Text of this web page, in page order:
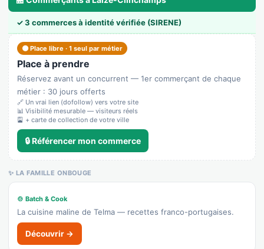
✓ 3 commerces à identité vérifiée (SIRENE)
🟠 Place libre · 1 seul par métier
Place à prendre
Réservez avant un concurrent — 1er commerçant de chaque
métier : 30 jours offerts
🔗 Un vrai lien (dofollow) vers votre site
📊 Visibilité mesurable — visiteurs réels
🎴 + carte de collection de votre ville
🔒 Référencer mon commerce
✨ LA FAMILLE ONBOUGE
🍲 Batch & Cook
La cuisine maline de Telma — recettes franco-portugaises.
Découvrir →